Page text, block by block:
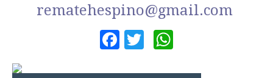
rematehespino@gmail.com
Facebook
Twitter